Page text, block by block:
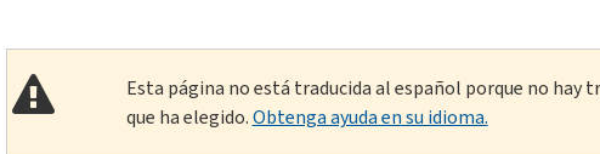
Esta página no está traducida al español porque no hay
que ha elegido.Obtenga ayuda en su idioma.